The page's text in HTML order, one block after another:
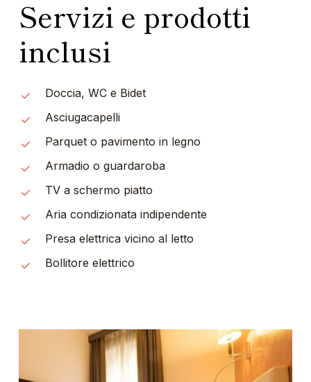
Servizi e prodotti
inclusi
Doccia, WC e Bidet
Asciugacapelli
Parquet o pavimento in legno
Armadio o guardaroba
TV a schermo piatto
Aria condizionata indipendente
Presa elettrica vicino al letto
Bollitore elettrico